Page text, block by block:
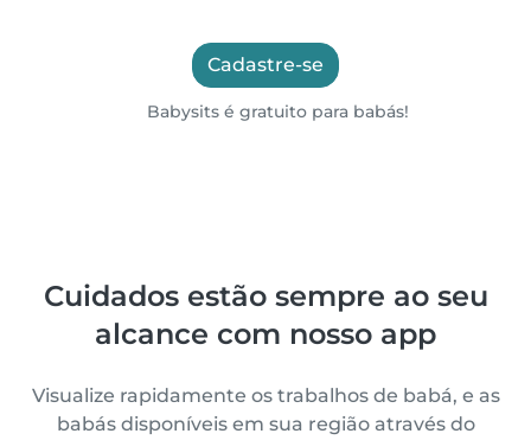
Cadastre-se
Babysits é gratuito para babás!
Cuidados estão sempre ao seu
alcance com nosso app
Visualize rapidamente os trabalhos de babá, e as
babás disponíveis em sua região através do